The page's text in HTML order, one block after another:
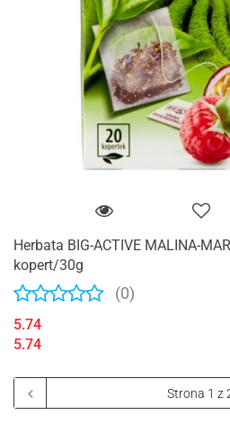
Herbata BIG-ACTIVE MALINA-
kopert/30g
(0)
5.74
5.74